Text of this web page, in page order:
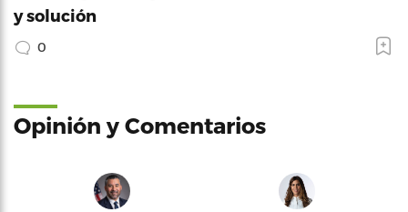
y solución
0
Opinión y Comentarios